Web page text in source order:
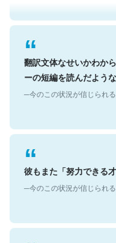
翻訳文体なせいかわか
ーの短編を読んだよう
─今のこの状況が信じられ
彼もまた「努力できる
─今のこの状況が信じられ